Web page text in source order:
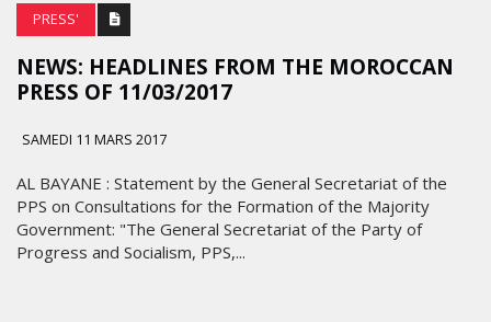
PRESS'
NEWS: HEADLINES FROM THE MOROCCAN
PRESS OF 11/03/2017
SAMEDI 11 MARS 2017
AL BAYANE : Statement by the General Secretariat of the
PPS on Consultations for the Formation of the Majority
Government: "The General Secretariat of the Party of
Progress and Socialism, PPS,...